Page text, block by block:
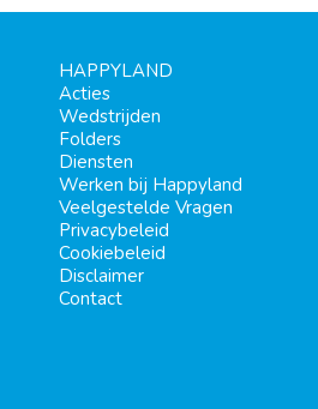
HAPPYLAND
Acties
Wedstrijden
Folders
Diensten
Werken bij Happyland
Veelgestelde Vragen
Privacybeleid
Cookiebeleid
Disclaimer
Contact